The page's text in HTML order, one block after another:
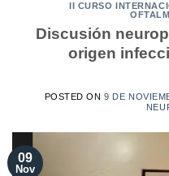
II CURSO
Discusión
origen
POSTED ON9 DE
09
Nov